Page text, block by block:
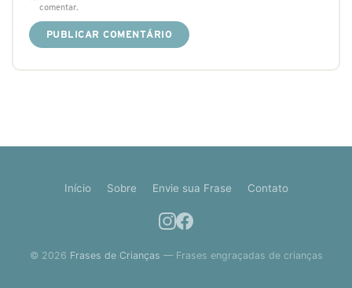
comentar.
Início Sobre Envie sua Frase Contato
© 2026 Frases de Crianças — Frases engraçadas de crianças